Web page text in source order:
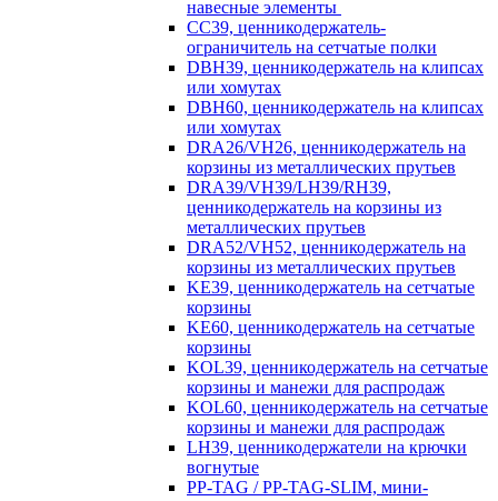
навесные элементы
CC39, ценникодержатель-
ограничитель на сетчатые полки
DBH39, ценникодержатель на клипсах
или хомутах
DBH60, ценникодержатель на клипсах
или хомутах
DRA26/VH26, ценникодержатель на
корзины из металлических прутьев
DRA39/VH39/LH39/RH39,
ценникодержатель на корзины из
металлических прутьев
DRA52/VH52, ценникодержатель на
корзины из металлических прутьев
KE39, ценникодержатель на сетчатые
корзины
KE60, ценникодержатель на сетчатые
корзины
KOL39, ценникодержатель на сетчатые
корзины и манежи для распродаж
KOL60, ценникодержатель на сетчатые
корзины и манежи для распродаж
LH39, ценникодержатели на крючки
вогнутые
PP-TAG / PP-TAG-SLIM, мини-